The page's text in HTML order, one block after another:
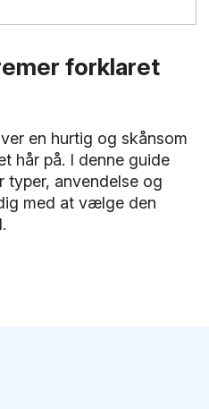
forklaret
en hurtig og skånsom
hår på. I denne guide
typer, anvendelse og
med at vælge den